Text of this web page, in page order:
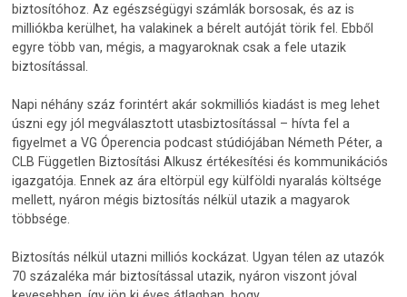
biztosítóhoz. Az egészségügyi számlák borsosak, és az is
milliókba kerülhet, ha valakinek a bérelt autóját törik fel. Ebből
egyre több van, mégis, a magyaroknak csak a fele utazik
biztosítással.
Napi néhány száz forintért akár sokmilliós kiadást is meg lehet
úszni egy jól megválasztott utasbiztosítással – hívta fel a
figyelmet a VG Óperencia podcast stúdiójában Németh Péter, a
CLB Független Biztosítási Alkusz értékesítési és kommunikációs
igazgatója. Ennek az ára eltörpül egy külföldi nyaralás költsége
mellett, nyáron mégis biztosítás nélkül utazik a magyarok
többsége.
Biztosítás nélkül utazni milliós kockázat. Ugyan télen az utazók
70 százaléka már biztosítással utazik, nyáron viszont jóval